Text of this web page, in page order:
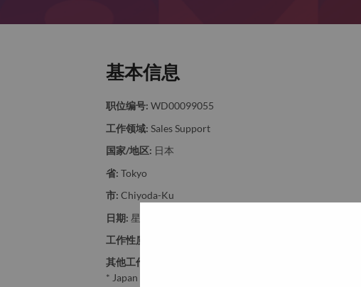
基本信息
职位编号: WD00099055
工作领域: Sales Support
国家/地区: 日本
省: Tokyo
市: Chiyoda-Ku
日期: 星期五, 6 月 5, 2026
工作性质:
其他工作城市
* Japan - Okayama